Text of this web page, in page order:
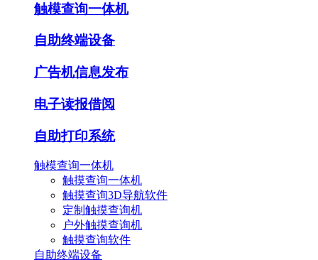
触模查询一体机
自助终端设备
广告机信息发布
电子读报借阅
自助打印系统
触模查询一体机
触摸查询一体机
触摸查询3D导航软件
定制触摸查询机
户外触摸查询机
触摸查询软件
自助终端设备